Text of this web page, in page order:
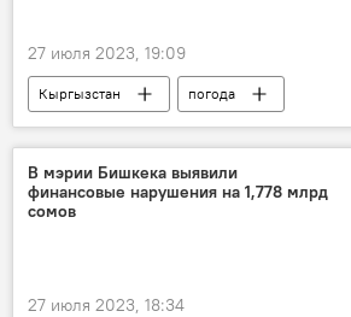
27 июля 2023, 19:09
Кыргызстан
погода
прогноз погоды
Прогноз погоды по Кыргызстану
погода в Кыргызстане
В мэрии Бишкека выявили
финансовые нарушения на 1,778 млрд
сомов
27 июля 2023, 18:34